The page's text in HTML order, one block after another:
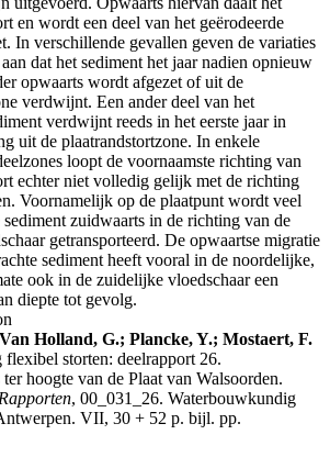
en wordt een deel van het geërodeerde
In verschillende gevallen geven de variaties
dat het sediment het jaar nadien opnieuw
opwaarts wordt afgezet of uit de
verdwijnt. Een ander deel van het
verdwijnt reeds in het eerste jaar in
uit de plaatrandstortzone. In enkele
loopt de voornaamste richting van
echter niet volledig gelijk met de richting
Voornamelijk op de plaatpunt wordt veel
sediment zuidwaarts in de richting van de
getransporteerd. De opwaartse migratie
sediment heeft vooral in de noordelijke,
ook in de zuidelijke vloedschaar een
diepte tot gevolg.
Holland, G.; Plancke, Y.; Mostaert, F.
storten: deelrapport 26.
ter hoogte van de Plaat van Walsoorden.
, 00_031_26. Waterbouwkundig
VII, 30 + 52 p. bijl. pp.